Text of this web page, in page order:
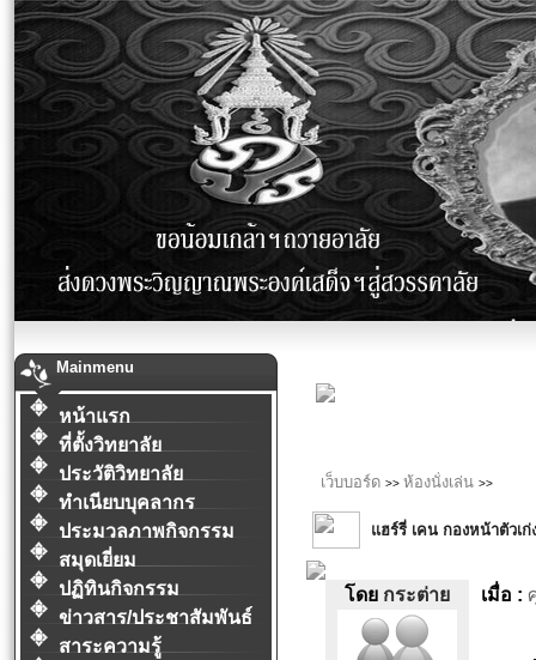
Mainmenu
หน้าแรก
ที่ตั้งวิทยาลัย
ประวัติวิทยาลัย
ทำเนียบบุคลากร
ประมวลภาพกิจกรรม
สมุดเยี่ยม
ปฏิทินกิจกรรม
ข่าวสาร/ประชาสัมพันธ์
สาระความรู้
เว็บบอร์ด >> ห้องนั่งเล่น >>
แฮร์รี่ เคน กองหน้าตัวเ
โดยกระต่าย เมื่อ :